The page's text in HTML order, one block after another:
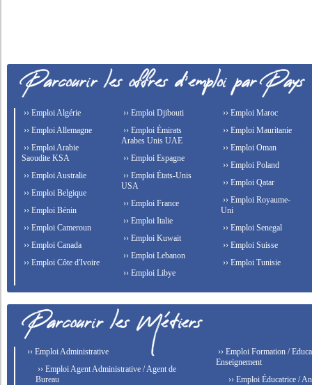
›› Emploi Algérie
›› Emploi Allemagne
›› Emploi Arabie
Saoudite KSA
›› Emploi Australie
›› Emploi Belgique
›› Emploi Bénin
›› Emploi Cameroun
›› Emploi Canada
›› Emploi Côte d'Ivoire
›› Emploi Djibouti
›› Emploi Émirats
Arabes Unis UAE
›› Emploi Espagne
›› Emploi États-Unis
USA
›› Emploi France
›› Emploi Italie
›› Emploi Kuwait
›› Emploi Lebanon
›› Emploi Libye
›› Emploi Maroc
›› Emploi Mauritanie
›› Emploi Oman
›› Emploi Poland
›› Emploi Qatar
›› Emploi Royaume-
Uni
›› Emploi Senegal
›› Emploi Suisse
›› Emploi Tunisie
›› Emploi Administrative
›› Emploi Agent Administrative / Agent de
Bureau
›› Emploi Formation /
Enseignement
›› Emploi Éducatrice /